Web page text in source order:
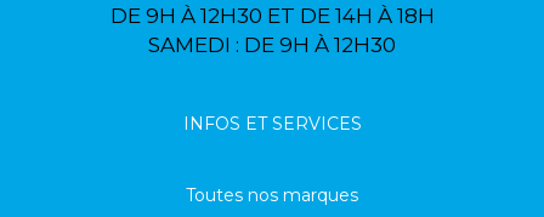
DE 9H À 12H30 ET DE 14H À 18H
SAMEDI : DE 9H À 12H30
INFOS ET SERVICES
Toutes nos marques